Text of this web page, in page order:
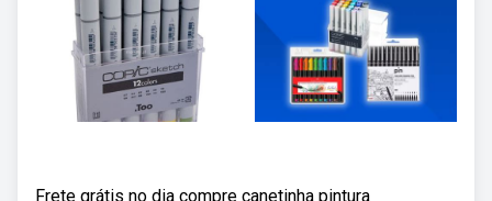
Frete grátis no dia compre canetinha pintura